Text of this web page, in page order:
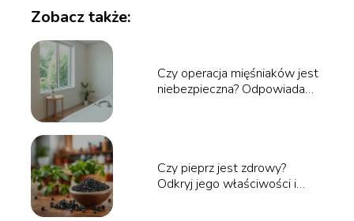
Zobacz także:
Czy operacja mięśniaków jest
niebezpieczna? Odpowiadamy
Czy pieprz jest zdrowy?
Odkryj jego właściwości i